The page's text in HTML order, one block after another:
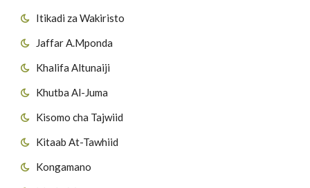
Itikadi za Wakiristo
Jaffar A.Mponda
Khalifa Altunaiji
Khutba Al-Juma
Kisomo cha Tajwiid
Kitaab At-Tawhiid
Kongamano